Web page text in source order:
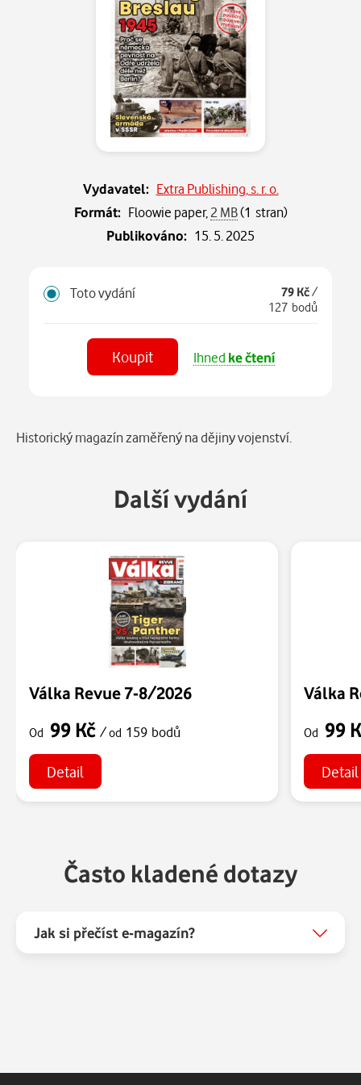
Vydavatel: Extra Publishing, s. r. o.
Formát: Floowie paper, 2 MB(1 stran)
Publikováno: 15. 5. 2025
Toto vydání 79 Kč/
127 bodů
Koupit Ihned ke čtení
Popis
Historický magazín zaměřený na dějiny vojenství.
Další vydání
Válka Revue 7-8/2026
Od 99 Kč /od 159 bodů
Detail
Válka
Od 99
Detail
Často kladené dotazy
Jak si přečíst e-magazín?